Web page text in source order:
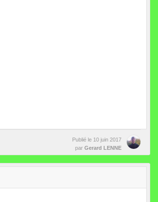
Publié le 10 juin 2017
par Gerard LENNE